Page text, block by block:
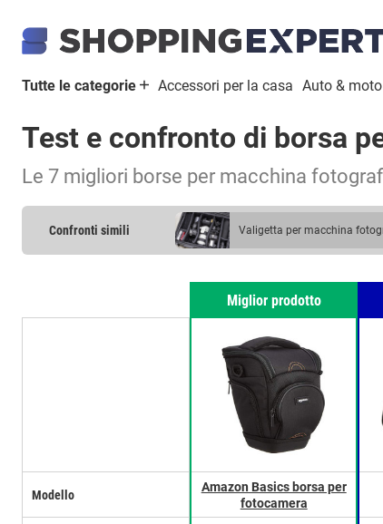
Tutte le categorie Accessori per la casa Auto & moto
Test e confronto di borsa
Le 7 migliori borse per macchina
Confronti simili valigetta per macchina
Modello
Miglior prodotto
Amazon Basics borsa per
fotocamera